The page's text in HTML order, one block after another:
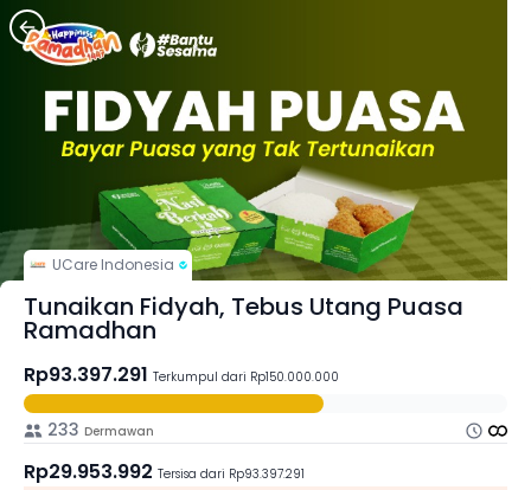
UCare Indonesia
Tunaikan Fidyah, Tebus Utang Puasa
Ramadhan
Rp93.397.291 Terkumpul dari Rp150.000.000
233 Dermawan
Rp29.953.992 Tersisa dari Rp93.397.291